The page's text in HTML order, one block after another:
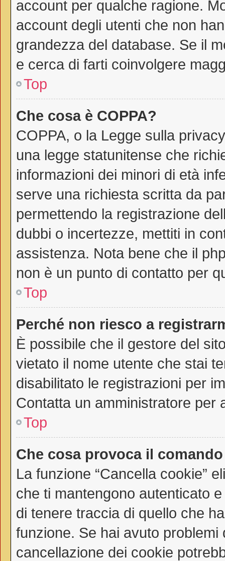
account per qualche ragione.
account degli utenti che non
grandezza del database. Se il
e cerca di farti coinvolgere
Top
Che cosa è COPPA?
COPPA, o la Legge sulla
una legge statunitense che
informazioni dei minori di età
serve una richiesta scritta da
permettendo la registrazione
dubbi o incertezze, mettiti in
assistenza. Nota bene che il
non è un punto di contatto per
Top
Perché non riesco a
È possibile che il gestore del
vietato il nome utente che stai
disabilitato le registrazioni per
Contatta un amministratore per
Top
Che cosa provoca il
La funzione “Cancella cookie”
che ti mantengono autenticato
di tenere traccia di quello che
funzione. Se hai avuto
cancellazione dei cookie